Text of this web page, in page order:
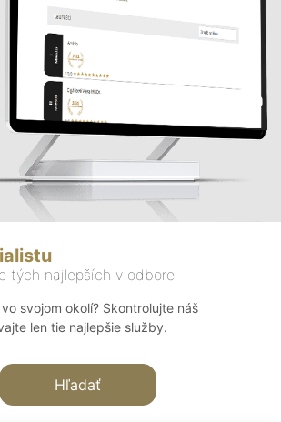
tých najlepších v odbore
svojom okolí? Skontrolujte náš
len tie najlepšie služby.
Hľadať